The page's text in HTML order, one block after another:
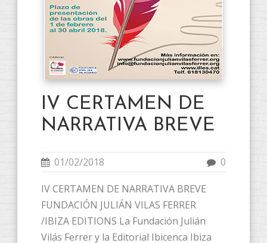
IV CERTAMEN DE
NARRATIVA BREVE
01/02/2018 0
IV CERTAMEN DE NARRATIVA BREVE
FUNDACIÓN JULIÁN VILAS FERRER
/IBIZA EDITIONS La Fundación Julián
Vilás Ferrer y la Editorial Ibicenca Ibiza